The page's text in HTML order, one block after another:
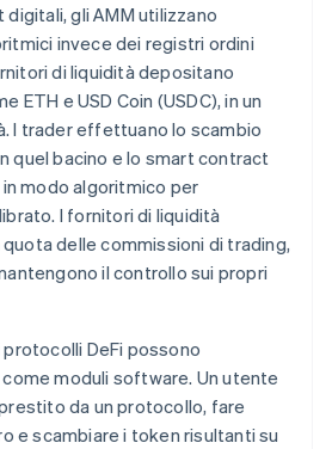
gli AMM utilizzano
invece dei registri ordini
di liquidità depositano
ETH e USD Coin (USDC), in un
I trader effettuano lo scambio
quel bacino e lo smart contract
modo algoritmico per
I fornitori di liquidità
delle commissioni di trading,
il controllo sui propri
protocolli DeFi possono
moduli software. Un utente
da un protocollo, fare
e scambiare i token risultanti su